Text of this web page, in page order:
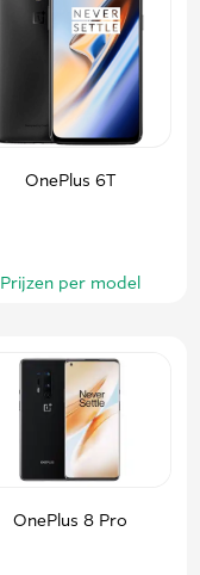
OnePlus 6T
Prijzen per model
OnePlus 8 Pro